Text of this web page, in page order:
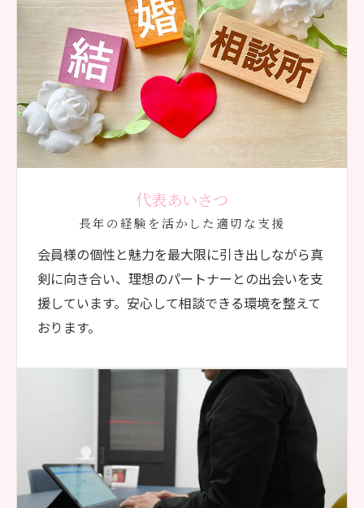
代表あいさつ
長年の経験を活かした適切な支援
会員様の個性と魅力を最大限に引き出しながら真
剣に向き合い、理想のパートナーとの出会いを支
援しています。安心して相談できる環境を整えて
おります。